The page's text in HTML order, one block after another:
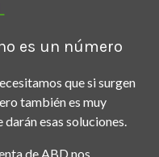
es un número
que si surgen
también es muy
esas soluciones.
de ABD nos